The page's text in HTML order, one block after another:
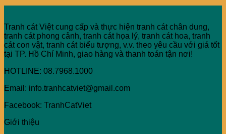
Tranh cát Việt cung cấp và thực hiện tranh cát chân dung,
tranh cát phong cảnh, tranh cát họa lý, tranh cát hoa, tranh
cát con vật, tranh cát biểu tượng, v.v. theo yêu cầu với giá tốt
tại TP. Hồ Chí Minh, giao hàng và thanh toán tận nơi!
HOTLINE: 08.7968.1000
Email: info.tranhcatviet@gmail.com
Facebook: TranhCatViet
Giới thiệu